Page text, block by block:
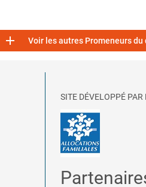
 Voir les autres Promeneurs
SITE DÉVELOPPÉ